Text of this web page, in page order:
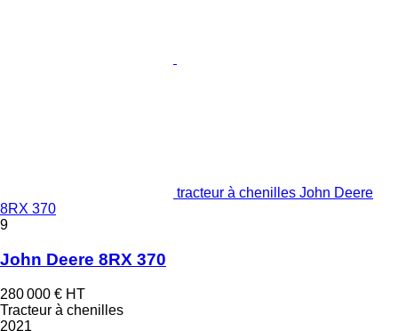
tracteur à chenilles John Deere
8RX 370
9
John Deere 8RX 370
280 000 € HT
Tracteur à chenilles
2021